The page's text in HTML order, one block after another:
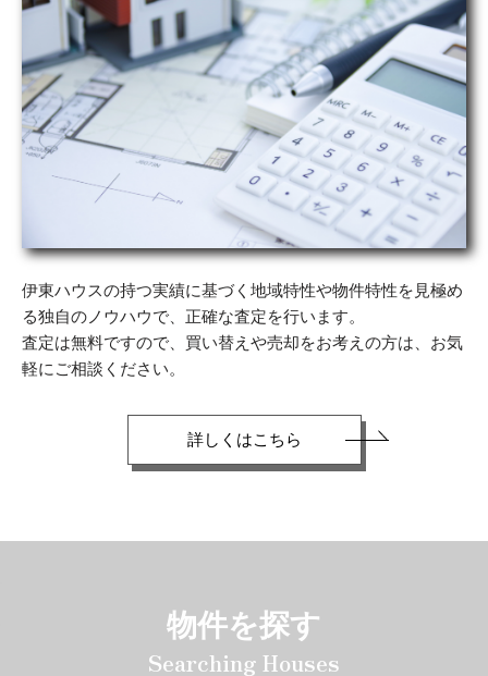
伊東ハウスの持つ実績に基づく地域特性や物件特性を見極め
る独自のノウハウで、正確な査定を行います。
査定は無料ですので、買い替えや売却をお考えの方は、お気
詳しくはこちら
物件を探す